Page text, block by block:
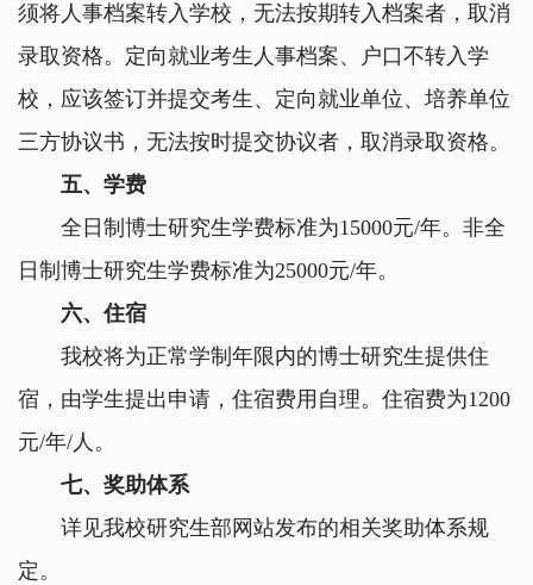
须将人事档案转入学校，无法按期转入档案者，取消
录取资格。定向就业考生人事档案、户口不转入学
校，应该签订并提交考生、定向就业单位、培养单位
三方协议书，无法按时提交协议者，取消录取资格。
五、学费
全日制博士研究生学费标准为15000元/年。非全
日制博士研究生学费标准为25000元/年。
六、住宿
我校将为正常学制年限内的博士研究生提供住
宿，由学生提出申请，住宿费用自理。住宿费为1200
元/年/人。
七、奖助体系
详见我校研究生部网站发布的相关奖助体系规
定。